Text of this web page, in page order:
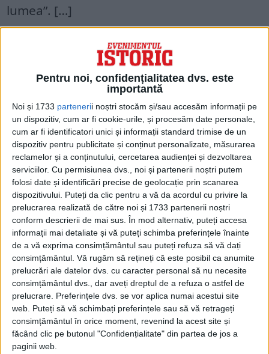
Pentru noi, confidențialitatea dvs. este
importantă
Noi și 1733 partenerii noștri stocăm și/sau accesăm informații pe
un dispozitiv, cum ar fi cookie-urile, și procesăm date personale,
cum ar fi identificatori unici și informații standard trimise de un
dispozitiv pentru publicitate și conținut personalizate, măsurarea
reclamelor și a conținutului, cercetarea audienței și dezvoltarea
serviciilor. Cu permisiunea dvs., noi și partenerii noștri putem
folosi date și identificări precise de geolocație prin scanarea
dispozitivului. Puteți da clic pentru a vă da acordul cu privire la
prelucrarea realizată de către noi și 1733 partenerii noștri
conform descrierii de mai sus. În mod alternativ, puteți accesa
informații mai detaliate și vă puteți schimba preferințele înainte
de a vă exprima consimțământul sau puteți refuza să vă dați
consimțământul. Vă rugăm să rețineți că este posibil ca anumite
prelucrări ale datelor dvs. cu caracter personal să nu necesite
consimțământul dvs., dar aveți dreptul de a refuza o astfel de
prelucrare. Preferințele dvs. se vor aplica numai acestui site
web. Puteți să vă schimbați preferințele sau să vă retrageți
consimțământul în orice moment, revenind la acest site și
făcând clic pe butonul "Confidențialitate" din partea de jos a
paginii web.
lumea”. […]
Acces restricționat. Dacă doriți să citiți
acest articol, mergeți pe
edituradecarte.roși achiziționați ediția
Octombrie 2021
Din ultima ediție ...
Regina României
Carol al II-lea și acțiunile sale care au ruinat
România Mare
Afaceri oneroase care au marcat România
modernă: Strousberg și Hallier
ETICHETE:
PUBLICAT IN CATEGORIILE:
OCTOMBRIE 2021
DISTRIBUIE ȘTIREA: FACEBOOK| TWITTER
DACĂ VA PLAC MATERIALELE PUBLICATE, VA INVITĂM SĂ NE URMĂRIȚI
ȘI PE PAGINA NOASTRĂ DE FACEBOOK